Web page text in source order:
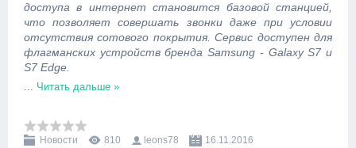
доступа в интернет становится базовой станцией,
что позволяет совершать звонки даже при условии
отсутствия сотового покрытия. Сервис доступен для
флагманских устройств бренда Samsung - Galaxy S7 и
S7 Edge.
... Читать дальше »
Новости 810 leons78
16.11.2016